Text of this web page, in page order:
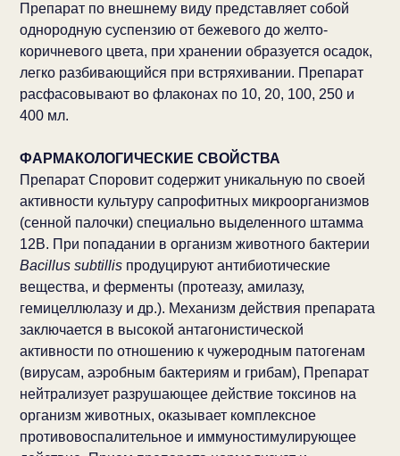
Препарат по внешнему виду представляет собой
однородную суспензию от бежевого до желто-
коричневого цвета, при хранении образуется осадок,
легко разбивающийся при встряхивании. Препарат
расфасовывают во флаконах по 10, 20, 100, 250 и
400 мл.
ФАРМАКОЛОГИЧЕСКИЕ СВОЙСТВА
Препарат Споровит содержит уникальную по своей
активности культуру сапрофитных микроорганизмов
(сенной палочки) специально выделенного штамма
12В. При попадании в организм животного бактерии
Bacillus subtillis продуцируют антибиотические
вещества, и ферменты (протеазу, амилазу,
гемицеллюлазу и др.). Механизм действия препарата
заключается в высокой антагонистической
активности по отношению к чужеродным патогенам
(вирусам, аэробным бактериям и грибам), Препарат
нейтрализует разрушающее действие токсинов на
организм животных, оказывает комплексное
противовоспалительное и иммуностимулирующее